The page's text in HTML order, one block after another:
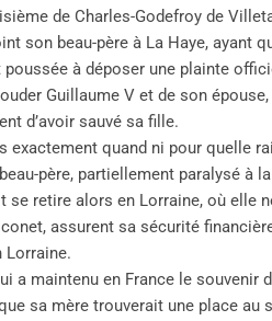
de Charles-Godefroy de
son beau-père à La Haye, ayant
poussée à déposer une plainte
Guillaume V et de son
d’avoir sauvé sa fille.
exactement quand ni pour quelle
père, partiellement paralysé à
se retire alors en Lorraine, où elle
assurent sa sécurité
Lorraine.
a maintenu en France le
que sa mère trouverait une place